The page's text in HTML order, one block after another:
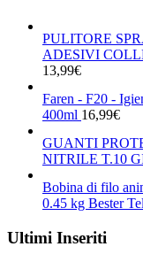
PULITORE
ADESIVI
13,99€
Faren - F20 -
400ml 16,99€
GUANTI
NITRILE T.10
Bobina di filo
0.45 kg Bester
Ultimi Inseriti